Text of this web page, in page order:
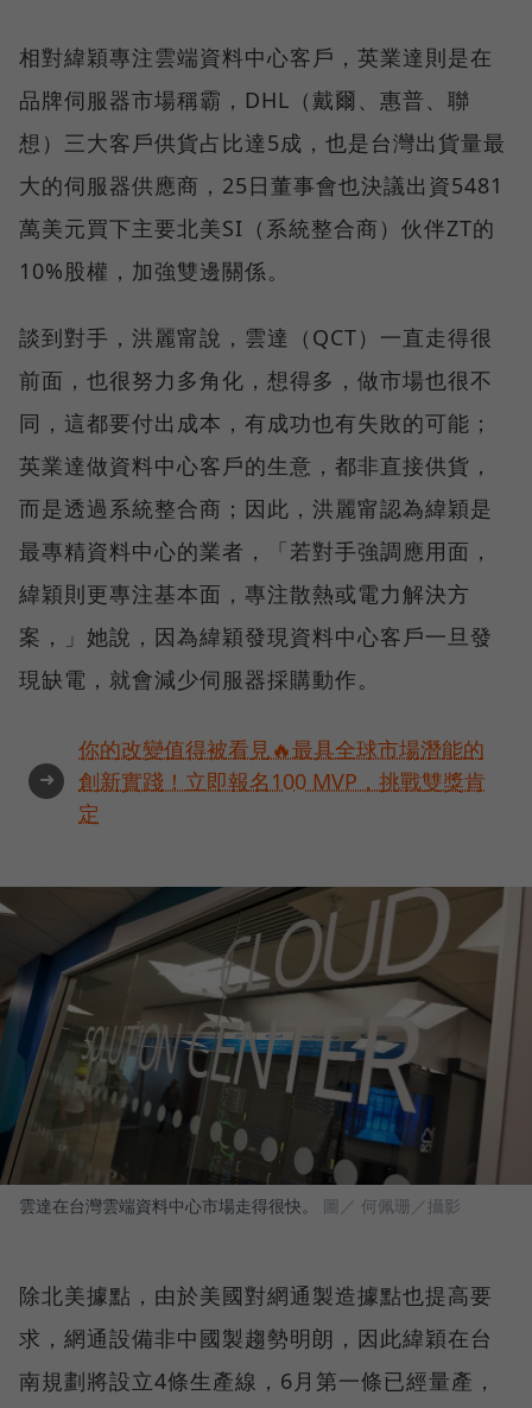
相對緯穎專注雲端資料中心客戶，英業達則是在
品牌伺服器市場稱霸，DHL（戴爾、惠普、聯
想）三大客戶供貨占比達5成，也是台灣出貨量最
大的伺服器供應商，25日董事會也決議出資5481
萬美元買下主要北美SI（系統整合商）伙伴ZT的
10%股權，加強雙邊關係。
談到對手，洪麗甯說，雲達（QCT）一直走得很
前面，也很努力多角化，想得多，做市場也很不
同，這都要付出成本，有成功也有失敗的可能；
英業達做資料中心客戶的生意，都非直接供貨，
而是透過系統整合商；因此，洪麗甯認為緯穎是
最專精資料中心的業者，「若對手強調應用面，
緯穎則更專注基本面，專注散熱或電力解決方
案，」她說，因為緯穎發現資料中心客戶一旦發
現缺電，就會減少伺服器採購動作。
➜
你的改變值得被看見🔥最具全球市場潛能的
創新實踐！立即報名100 MVP，挑戰雙獎肯
定
雲達在台灣雲端資料中心市場走得很快。 圖／ 何佩珊／攝影
除北美據點，由於美國對網通製造據點也提高要
求，網通設備非中國製趨勢明朗，因此緯穎在台
南規劃將設立4條生產線，6月第一條已經量產，